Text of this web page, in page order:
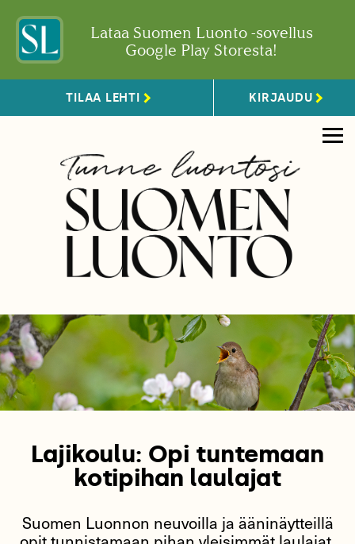
Lataa Suomen Luonto -sovellus
Google Play Storesta!
TILAA LEHTI KIRJAUDU
Lajikoulu: Opi tuntemaan
kotipihan laulajat
Suomen Luonnon neuvoilla ja ääninäytteillä